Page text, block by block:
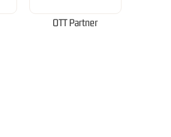
OTT Partner